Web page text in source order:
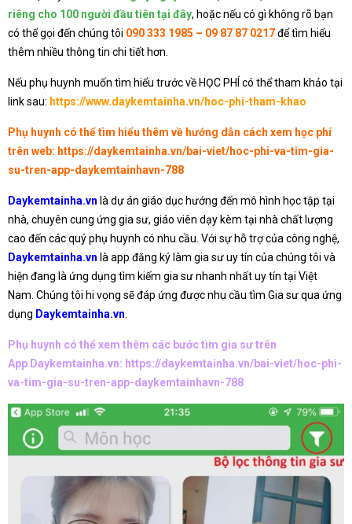
riêng cho 100 người đầu tiên tại đây, hoặc nếu có gì không rõ bạn
có thể gọi đến chúng tôi 090 333 1985 – 09 87 87 0217để tìm hiểu
thêm nhiều thông tin chi tiết hơn.
Nếu phụ huynh muốn tìm hiểu trước về HỌC PHÍ có thể tham khảo tại
link sau: https://www.daykemtainha.vn/hoc-phi-tham-khao
Phụ huynh có thể tìm hiểu thêm về hướng dẫn cách xem học phí
trên web: https://daykemtainha.vn/bai-viet/hoc-phi-va-tim-gia-
su-tren-app-daykemtainhavn-788
Daykemtainha.vn là dự án giáo dục hướng đến mô hình học tập tại
nhà, chuyên cung ứng gia sư, giáo viên dạy kèm tại nhà chất lượng
cao đến các quý phụ huynh có nhu cầu. Với sự hỗ trợ của công nghệ,
Daykemtainha.vn là app đăng ký làm gia sư uy tín của chúng tôi và
hiện đang là ứng dụng tìm kiếm gia sư nhanh nhất uy tín tại Việt
Nam. Chúng tôi hi vọng sẽ đáp ứng được nhu cầu tìm Gia sư qua ứng
dụng Daykemtainha.vn.
Phụ huynh có thể xem thêm các bước tìm gia sư trên
App Daykemtainha.vn: https://daykemtainha.vn/bai-viet/hoc-phi-
va-tim-gia-su-tren-app-daykemtainhavn-788